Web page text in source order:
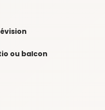
ou balcon